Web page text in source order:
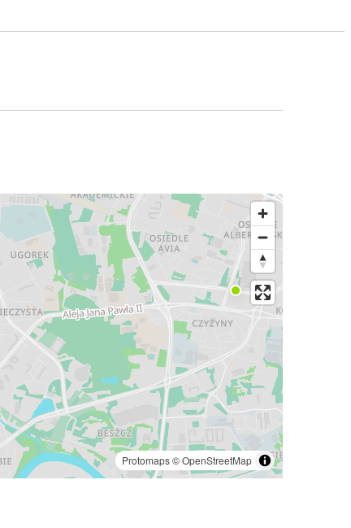
Protomaps©OpenStreetMap